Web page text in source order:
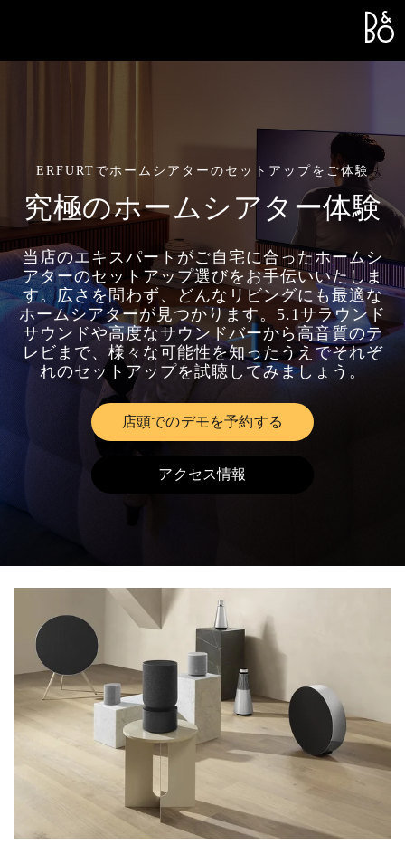
ERFURTでホームシアターのセットアップをご体験
究極のホームシアター体験
当店のエキスパートがご自宅に合ったホームシ
アターのセットアップ選びをお手伝いいたしま
す。広さを問わず、どんなリビングにも最適な
ホームシアターが見つかります。5.1サラウンド
サウンドや高度なサウンドバーから高音質のテ
レビまで、様々な可能性を知ったうえでそれぞ
れのセットアップを試聴してみましょう。
店頭でのデモを予約する
Link Opens in New Tab
アクセス情報Link Opens in New Tab